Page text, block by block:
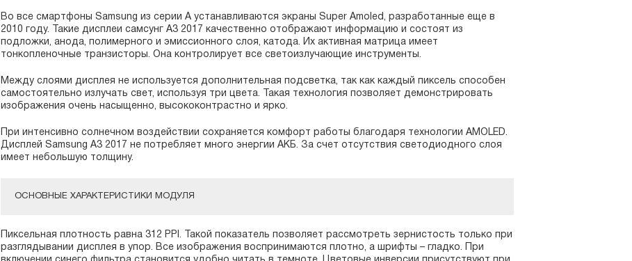
Во все смартфоны Samsung из серии А устанавливаются экраны Super Amoled, разработанные еще в
2010 году. Такие дисплеи cамсунг А3 2017 качественно отображают информацию и состоят из
подложки, анода, полимерного и эмиссионного слоя, катода. Их активная матрица имеет
тонкопленочные транзисторы. Она контролирует все светоизлучающие инструменты.
Между слоями дисплея не используется дополнительная подсветка, так как каждый пиксель способен
самостоятельно излучать свет, используя три цвета. Такая технология позволяет демонстрировать
изображения очень насыщенно, высококонтрастно и ярко.
При интенсивно солнечном воздействии сохраняется комфорт работы благодаря технологии AMOLED.
Дисплей Samsung A3 2017 не потребляет много энергии АКБ. За счет отсутствия светодиодного слоя
имеет небольшую толщину.
ОСНОВНЫЕ ХАРАКТЕРИСТИКИ МОДУЛЯ
Пиксельная плотность равна 312 PPI. Такой показатель позволяет рассмотреть зернистость только при
разглядывании дисплея в упор. Все изображения воспринимаются плотно, а шрифты – гладко. При